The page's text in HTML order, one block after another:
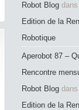
Robot Blog dans
Edition de la
Robotique
Aperobot 87 –
Rencontre
Robot Blog dans
Edition de la